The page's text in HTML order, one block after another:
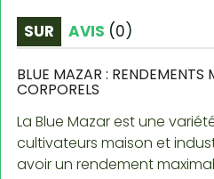
SUR AVIS (0)
BLUE MAZAR : RENDEMENTS
CORPORELS
La Blue Mazar est une
cultivateurs maison et
avoir un rendement